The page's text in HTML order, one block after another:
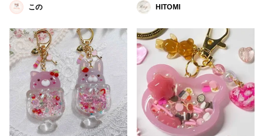
す🙇‍♀️ こちらでの投稿ももっと
していけるようにしたい😅 #レ
ジン #シェイカーキーホルダー
#レジンキーホルダー #シャカ
シャカキーホルダー
この
のみにし、おうちの赤い屋根が
映えるよう意識してみました
❤︎.* #クリスマス作品コンテス
ト2023 #キーホルダー #シェイ
カーキーホルダー
HITOMI